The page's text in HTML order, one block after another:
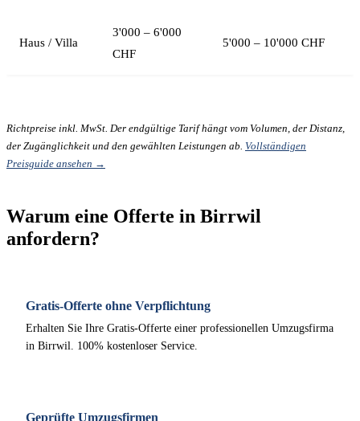
Haus / Villa
3'000 – 6'000
CHF
5'000 – 10'000 CHF
Richtpreise inkl. MwSt. Der endgültige Tarif hängt vom Volumen, der Distanz,
der Zugänglichkeit und den gewählten Leistungen ab. Vollständigen
Preisguide ansehen →
Warum eine Offerte in Birrwil
anfordern?
Gratis-Offerte ohne Verpflichtung
Erhalten Sie Ihre Gratis-Offerte einer professionellen Umzugsfirma
in Birrwil. 100% kostenloser Service.
Geprüfte Umzugsfirmen